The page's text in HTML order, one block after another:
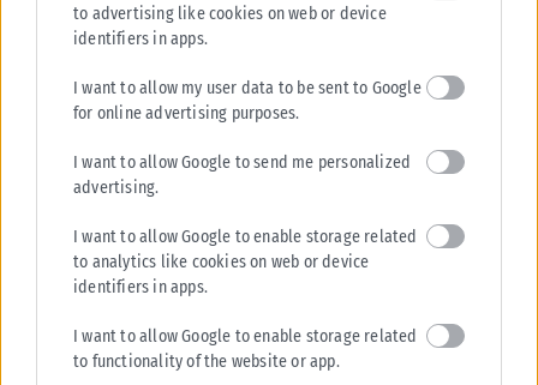
to advertising like cookies on web or device
identifiers in apps.
I want to allow my user data to be sent to Google
for online advertising purposes.
I want to allow Google to send me personalized
advertising.
I want to allow Google to enable storage related
to analytics like cookies on web or device
identifiers in apps.
I want to allow Google to enable storage related
to functionality of the website or app.
οποίους μπορούμε να συμβάλουμε στην προστασία του περιβάλλοντος.
Ωστόσο,...